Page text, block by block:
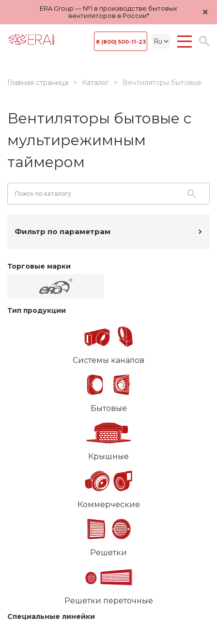
ERA Group — №1 в производстве бытовых
вентиляторов в России*
×
8 (800) 500-11-23
Главная страница Каталог Вентиляторы бытовые
Вентиляторы бытовые с
мультирежимным
таймером
Фильтр по параметрам
Торговые марки
Тип продукции
Системы каналов
Бытовые
Крышные
Коммерческие
Решетки
Решетки переточные
Специальные линейки